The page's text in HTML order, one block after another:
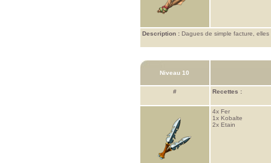
Description : Dagues de simple facture,
Niveau 10
# Recettes :
4x Fer
1x Kobalte
2x Etain